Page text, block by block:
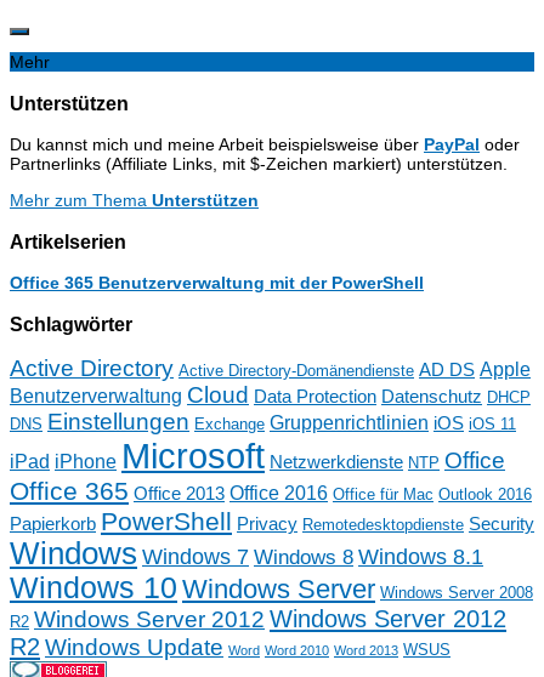
Mehr
Unterstützen
Du kannst mich und meine Arbeit beispielsweise über PayPal oder
Partnerlinks (Affiliate Links, mit $-Zeichen markiert) unterstützen.
Mehr zum Thema Unterstützen
Artikelserien
Office 365 Benutzerverwaltung mit der PowerShell
Schlagwörter
Active Directory Active Directory-Domänendienste AD DS Apple
Benutzerverwaltung Cloud Data Protection Datenschutz DHCP
DNS Einstellungen Exchange Gruppenrichtlinien iOS iOS 11
iPad iPhone Microsoft Netzwerkdienste NTP Office
Office 365 Office 2013 Office 2016 Office für Mac Outlook 2016
Papierkorb PowerShell Privacy Remotedesktopdienste Security
Windows Windows 7 Windows 8 Windows 8.1
Windows 10 Windows Server Windows Server 2008
R2 Windows Server 2012 Windows Server 2012
R2 Windows Update Word Word 2010 Word 2013 WSUS